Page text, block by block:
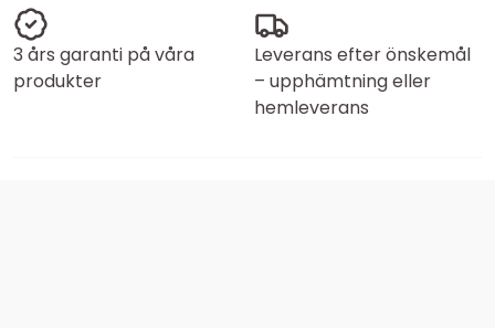
3 års garanti på våra
produkter
Leverans efter önskemål
– upphämtning eller
hemleverans